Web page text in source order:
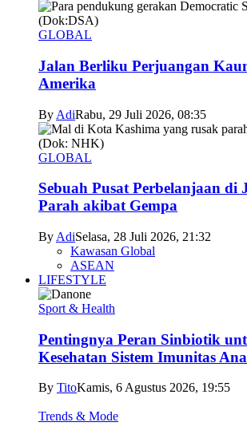
GLOBAL
Jalan Berliku Perjuangan
Amerika
By AdiRabu, 29 Juli 2026, 08:35
GLOBAL
Sebuah Pusat Perbelanjaan di
Parah akibat Gempa
By AdiSelasa, 28 Juli 2026, 21:32
Kawasan Global
ASEAN
LIFESTYLE
Sport & Health
Pentingnya Peran Sinbiotik
Kesehatan Sistem Imunitas
By TitoKamis, 6 Agustus 2026, 19:55
Trends & Mode